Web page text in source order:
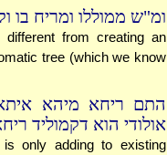
ומ"ש ממוללו ומריח בו
from creating an
tree (which we know
התם ריחא מיהא
אולודי הוא דקמוליד
only adding to existing